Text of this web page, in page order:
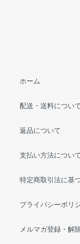
ホーム
配送・送料について
返品について
支払い方法について
特定商取引法に基
プライバシーポリ
メルマガ登録・解